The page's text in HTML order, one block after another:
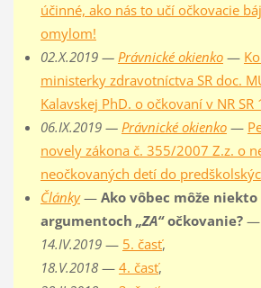
účinné, ako nás to učí očkovacie
omylom!
02.X.2019 — Právnické okienko—
ministerky zdravotníctva SR doc.
Kalavskej PhD. o očkovaní v NR SR
06.IX.2019 — Právnické okienko—
novely zákona č. 355/2007 Z.z. o
neočkovaných detí do
Články— Ako vôbec môže
argumentoch „ZA“očkovanie?—
14.IV.2019— 5. časť,
18.V.2018— 4. časť,